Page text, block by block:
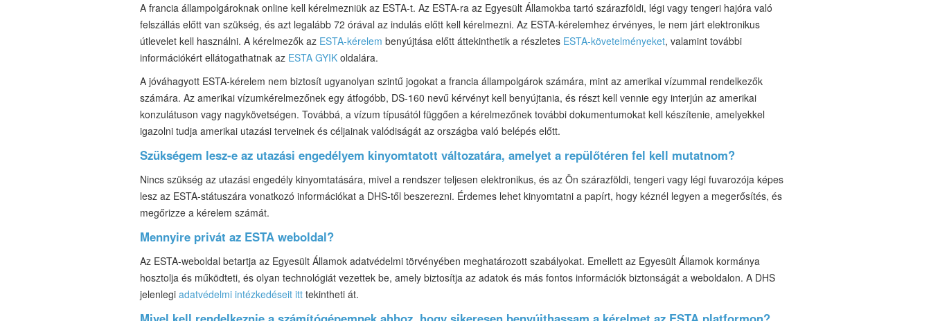
A francia állampolgároknak online kell kérelmezniük az ESTA-t. Az ESTA-ra az Egyesült Államokba tartó szárazföldi, légi vagy tengeri hajóra való
felszállás előtt van szükség, és azt legalább 72 órával az indulás előtt kell kérelmezni. Az ESTA-kérelemhez érvényes, le nem járt elektronikus
útlevelet kell használni. A kérelmezők az ESTA-kérelem benyújtása előtt áttekinthetik a részletes ESTA-követelményeket, valamint további
információkért ellátogathatnak az ESTA GYIK oldalára.
A jóváhagyott ESTA-kérelem nem biztosít ugyanolyan szintű jogokat a francia állampolgárok számára, mint az amerikai vízummal rendelkezők
számára. Az amerikai vízumkérelmezőnek egy átfogóbb, DS-160 nevű kérvényt kell benyújtania, és részt kell vennie egy interjún az amerikai
konzulátuson vagy nagykövetségen. Továbbá, a vízum típusától függően a kérelmezőnek további dokumentumokat kell készítenie, amelyekkel
igazolni tudja amerikai utazási terveinek és céljainak valódiságát az országba való belépés előtt.
Szükségem lesz-e az utazási engedélyem kinyomtatott változatára, amelyet a repülőtéren fel kell mutatnom?
Nincs szükség az utazási engedély kinyomtatására, mivel a rendszer teljesen elektronikus, és az Ön szárazföldi, tengeri vagy légi fuvarozója képes
lesz az ESTA-státuszára vonatkozó információkat a DHS-től beszerezni. Érdemes lehet kinyomtatni a papírt, hogy kéznél legyen a megerősítés, és
megőrizze a kérelem számát.
Mennyire privát az ESTA weboldal?
Az ESTA-weboldal betartja az Egyesült Államok adatvédelmi törvényében meghatározott szabályokat. Emellett az Egyesült Államok kormánya
hosztolja és működteti, és olyan technológiát vezettek be, amely biztosítja az adatok és más fontos információk biztonságát a weboldalon. A DHS
jelenlegi adatvédelmi intézkedéseit itt tekintheti át.